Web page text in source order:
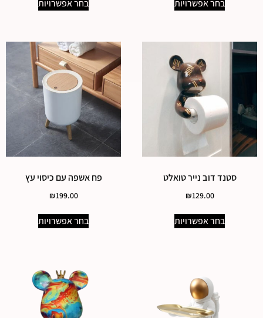
בחר אפשרויות בחר אפשרויות
סטנד דוב נייר טואלט
₪129.00
בחר אפשרויות
פח אשפה עם כיסוי עץ
₪199.00
בחר אפשרויות